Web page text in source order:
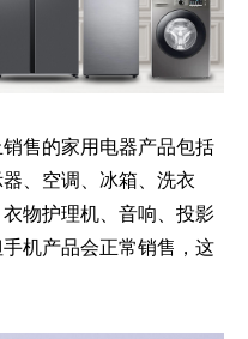
售的家用电器产品包括
、空调、冰箱、洗衣
物护理机、音响、投影
机产品会正常销售，这